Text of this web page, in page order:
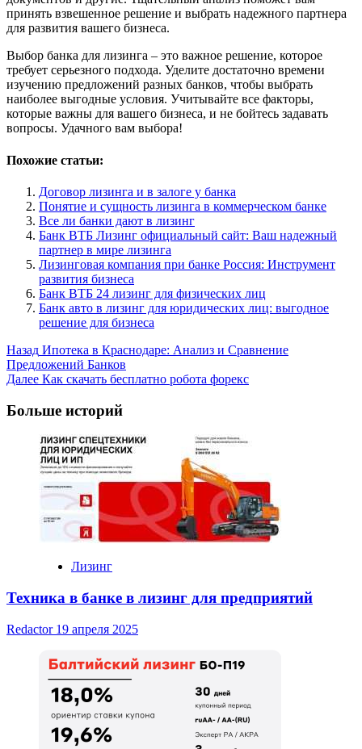
принять взвешенное решение и выбрать надежного партнера
для развития вашего бизнеса.
Выбор банка для лизинга – это важное решение, которое
требует серьезного подхода. Уделите достаточно времени
изучению предложений разных банков, чтобы выбрать
наиболее выгодные условия. Учитывайте все факторы,
которые важны для вашего бизнеса, и не бойтесь задавать
вопросы. Удачного вам выбора!
Похожие статьи:
Договор лизинга и в залоге у банка
Понятие и сущность лизинга в коммерческом банке
Все ли банки дают в лизинг
Банк ВТБ Лизинг официальный сайт: Ваш надежный
партнер в мире лизинга
Лизинговая компания при банке Россия: Инструмент
развития бизнеса
Банк ВТБ 24 лизинг для физических лиц
Банк авто в лизинг для юридических лиц: выгодное
решение для бизнеса
Post
Navigation
Назад Ипотека в Краснодаре: Анализ и Сравнение
Предложений Банков
Далее Как скачать бесплатно робота форекс
Больше историй
Лизинг
Техника в банке в лизинг для предприятий
Redactor 19 апреля 2025